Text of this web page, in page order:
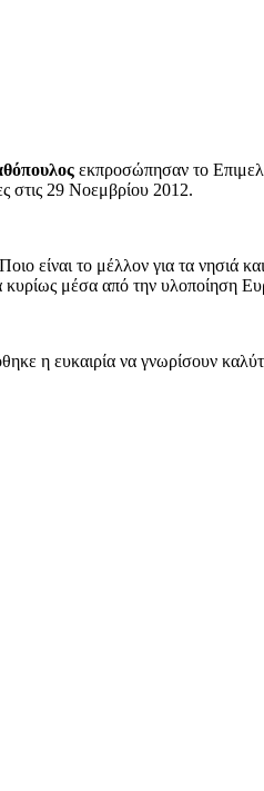
εκπροσώπησαν το
στις 29 Νοεμβρίου 2012.
είναι το μέλλον για τα νησιά
κυρίως μέσα από την υλοποίηση
η ευκαιρία να γνωρίσουν